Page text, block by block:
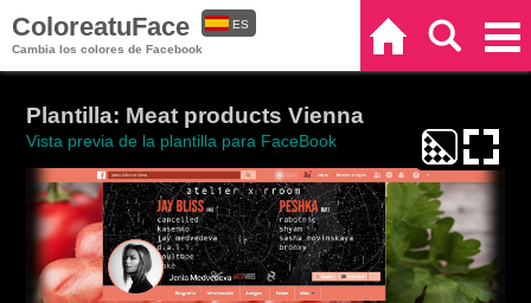
ColoreatuFace
Cambia los colores de Facebook
ES
Plantilla: Meat products Vienna
Vista previa de la plantilla para FaceBook